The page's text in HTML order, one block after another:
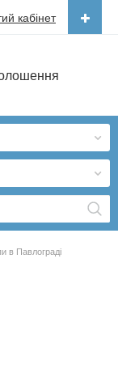
кабінет
в Павлограді